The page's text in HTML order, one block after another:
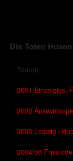
Die Toten
Touren
2001 Einzelgigs,
2002
2003 Leipzig /
2004/05 Friss